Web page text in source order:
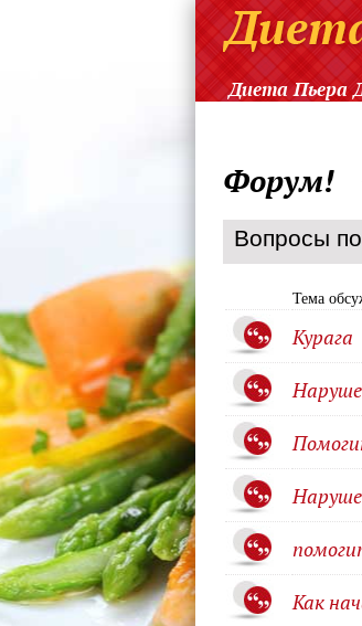
Диета Пьера
Форум!
Вопросы
Тема
Курага
Как